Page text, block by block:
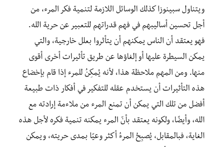
ويتناول سبينوزا كذلك الوسائل اللازمة لتنمية فكر المرء، من
أجل تحسين أساليبهم في فهم قدراتهم للتعبير عن حرية الله.
فهو يعتقد أن الناس يمكنهم أن يتأثروا بعلل خارجية، والتي
يمكن السيطرة عليها أو إلغاؤها عن طريق تأثيرات أخرى أقوى
منها. ومن المهم ملاحظة هذا، لأنه يُمكِنُ للمرء إذا قام بإخضاع
هذه التأثيرات أن يستخدم عقله للتفكير في أفكار ذات طبيعة
أفضل من تلك التي يمكن أن تمنع المرء من ملاءمة إرادته مع
الله، وأيضًا، ولكونه يعتقد بأنّ المرء يمكنه تنمية فكره لأجل هذه
الغاية، فبالمقابل، يُصبِحُ المرءُ أكثر وعيًا بمدى حريته، ويمكن